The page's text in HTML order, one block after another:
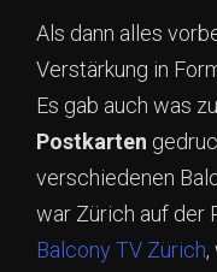
Als dann alles
Verstärkung in
Es gab auch was
Postkarten
verschiedenen
war Zürich auf der
Balcony TV Zürich,